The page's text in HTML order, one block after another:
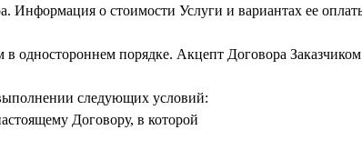
Информация о стоимости Услуги и вариантах ее
одностороннем порядке. Акцепт Договора
следующих условий:
Договору, в которой